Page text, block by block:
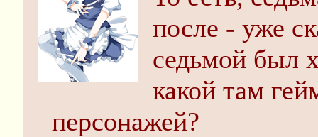
после - уже
седьмой был
какой там
персонажей?